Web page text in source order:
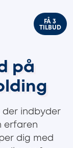
FÅ 3
TILBUD
på
der indbyder
erfaren
dig med